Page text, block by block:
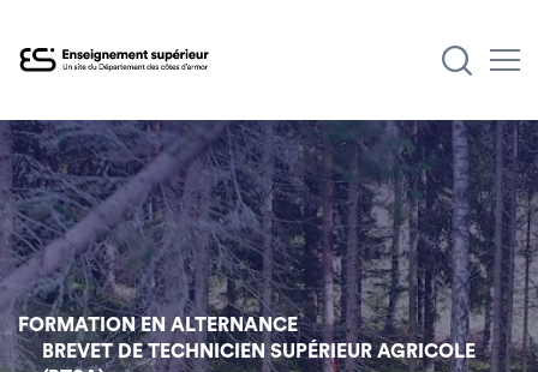
Aller
au
contenu
principal
FORMATION EN ALTERNANCE
BREVET DE TECHNICIEN SUPÉRIEUR AGRICOLE